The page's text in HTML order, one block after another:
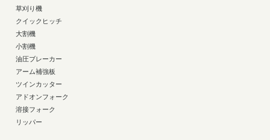
草刈り機
クイックヒッチ
大割機
小割機
油圧ブレーカー
アーム補強板
ツインカッター
アドオンフォーク
溶接フォーク
リッパー